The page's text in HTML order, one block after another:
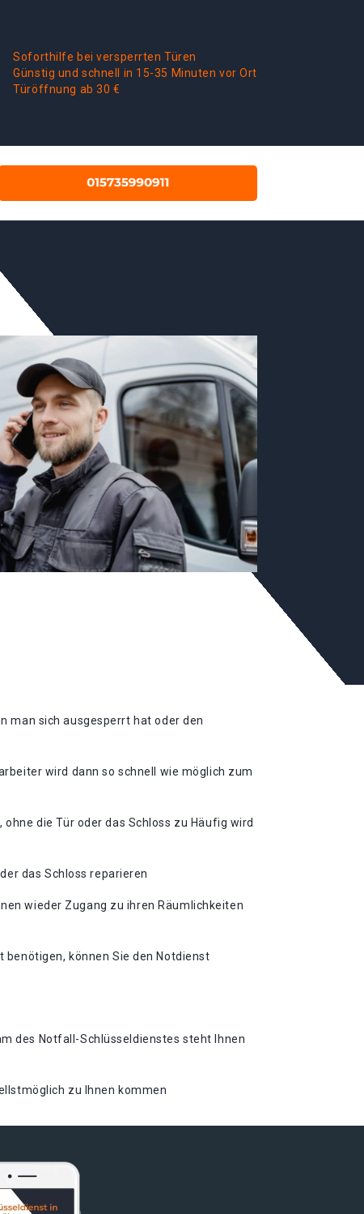
Soforthilfe bei versperrten Türen
Günstig und schnell in 15-35 Minuten vor Ort
Türöffnung ab 30 €
man sich ausgesperrt hat oder den
wird dann so schnell wie möglich zum
die Tür oder das Schloss zu Häufig wird
das Schloss reparieren
wieder Zugang zu ihren Räumlichkeiten
können Sie den Notdienst
des Notfall-Schlüsseldienstes steht Ihnen
zu Ihnen kommen